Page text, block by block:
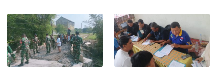
Muscablub